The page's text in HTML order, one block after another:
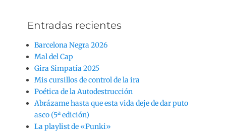
Entradas recientes
Barcelona Negra 2026
Mal del Cap
Gira Simpatía 2025
Mis cursillos de control de la ira
Poética de la Autodestrucción
Abrázame hasta que esta vida deje de dar puto
asco (5ª edición)
La playlist de «Punki»